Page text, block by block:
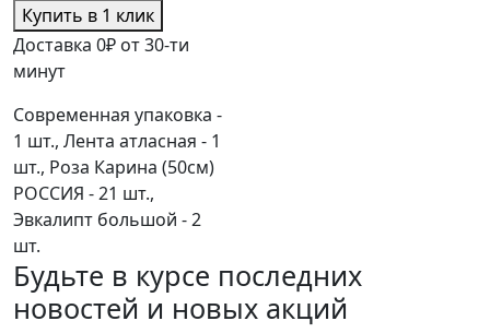
Купить в 1 клик
Доставка 0₽ от 30-ти
минут
Современная упаковка -
1 шт., Лента атласная - 1
шт., Роза Карина (50см)
РОССИЯ - 21 шт.,
Эвкалипт большой - 2
шт.
Будьте в курсе последних
новостей и новых акций